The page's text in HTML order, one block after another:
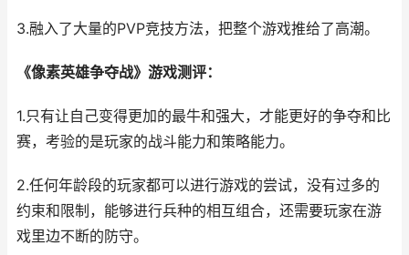
3.融入了大量的PVP竞技方法，把整个游戏推给了高潮。
《像素英雄争夺战》游戏测评：
1.只有让自己变得更加的最牛和强大，才能更好的争夺和比
赛，考验的是玩家的战斗能力和策略能力。
2.任何年龄段的玩家都可以进行游戏的尝试，没有过多的
约束和限制，能够进行兵种的相互组合，还需要玩家在游
戏里边不断的防守。